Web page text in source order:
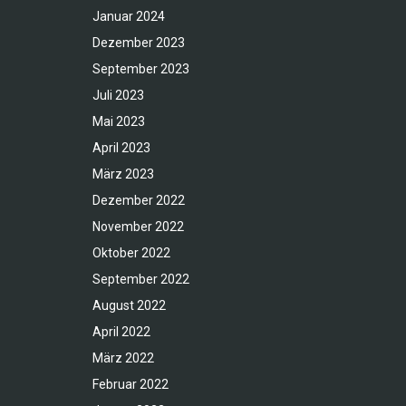
Januar 2024
Dezember 2023
September 2023
Juli 2023
Mai 2023
April 2023
März 2023
Dezember 2022
November 2022
Oktober 2022
September 2022
August 2022
April 2022
März 2022
Februar 2022